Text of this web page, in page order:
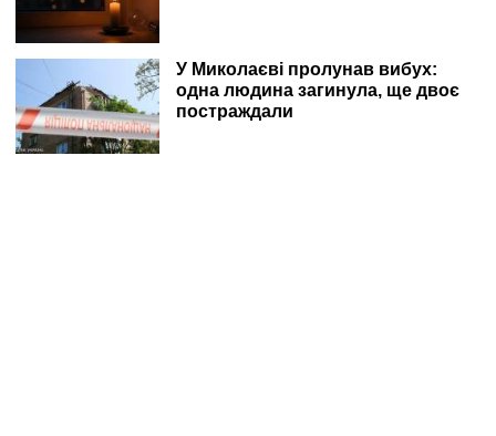
У Миколаєві пролунав вибух:
одна людина загинула, ще двоє
постраждали